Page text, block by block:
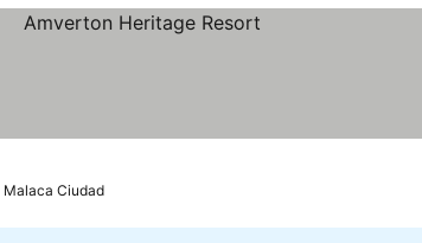
Malaca Ciudad